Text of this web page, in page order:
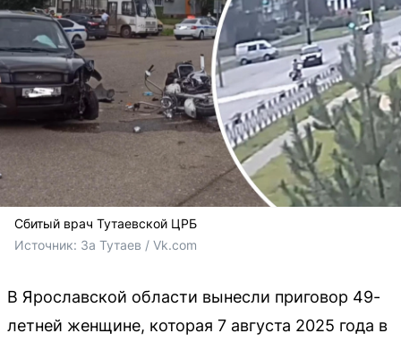
Сбитый врач Тутаевской ЦРБ
Источник: За Тутаев / Vk.com
В Ярославской области вынесли приговор 49-
летней женщине, которая 7 августа 2025 года в